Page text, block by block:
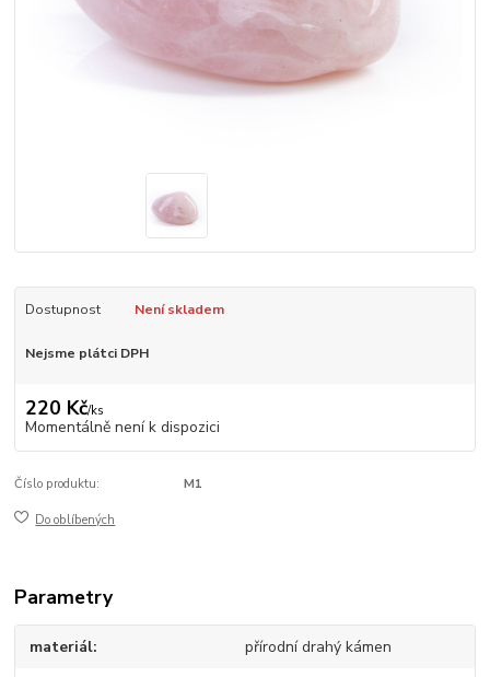
Dostupnost Není skladem
Nejsme plátci DPH
220 Kč/ks
Momentálně není k dispozici
Číslo produktu: M1
Do oblíbených
Parametry
materiál přírodní drahý kámen